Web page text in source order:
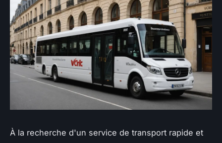
À la recherche d'un service de transport rapide et